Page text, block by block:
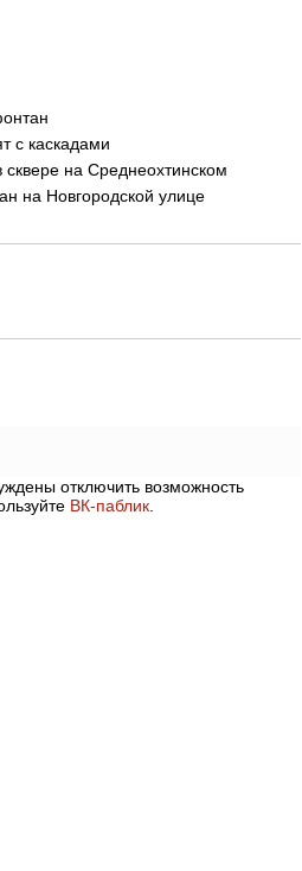
с каскадами
на Среднеохтинском
на Новгородской улице
отключить возможность
ВК-паблик